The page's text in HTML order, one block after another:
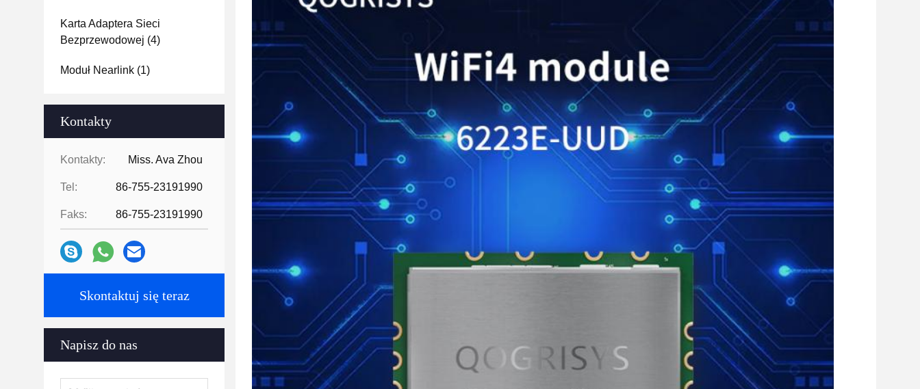
Karta Adaptera Sieci
Bezprzewodowej (4)
Moduł Nearlink (1)
Kontakty
Kontakty: Miss. Ava Zhou
Tel: 86-755-23191990
Faks: 86-755-23191990
Skontaktuj się teraz
Napisz do nas